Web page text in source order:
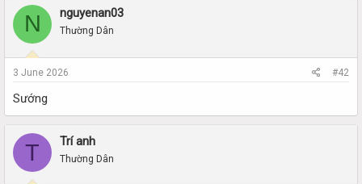
N nguyenan03
Thường Dân
3 June 2026 #42
Sướng
T Trí anh
Thường Dân